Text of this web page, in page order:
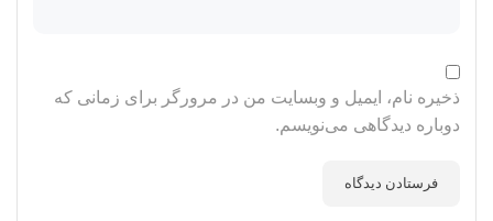
ذخیره نام، ایمیل و وبسایت من در مرورگر برای زمانی که
دوباره دیدگاهی می‌نویسم.